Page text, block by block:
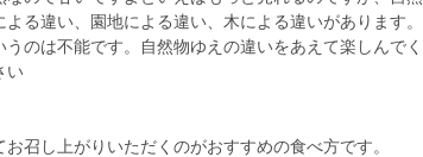
よる違い、園地による違い、木による違いがあります
のは不能です。自然物ゆえの違いをあえて楽しんでく
い
召し上がりいただくのがおすすめの食べ方です。